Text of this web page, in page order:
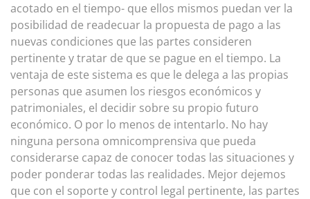
acotado en el tiempo- que ellos mismos puedan ver la
posibilidad de readecuar la propuesta de pago a las
nuevas condiciones que las partes consideren
pertinente y tratar de que se pague en el tiempo. La
ventaja de este sistema es que le delega a las propias
personas que asumen los riesgos económicos y
patrimoniales, el decidir sobre su propio futuro
económico. O por lo menos de intentarlo. No hay
ninguna persona omnicomprensiva que pueda
considerarse capaz de conocer todas las situaciones y
poder ponderar todas las realidades. Mejor dejemos
que con el soporte y control legal pertinente, las partes